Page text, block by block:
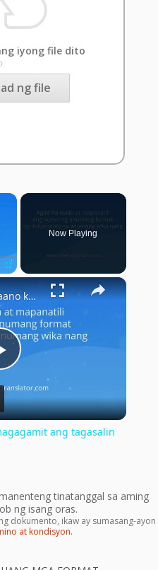
iyong file dito
ng file
×
Fullscreen
Now Playing
×
Play
Video
Doc Translator: Paano ko magagamit ang tagasalin ng dokumento?
ang tagasalin
tinatanggal sa aming
ng isang oras.
dokumento, ikaw ay sumasang-ayon
at kondisyon.